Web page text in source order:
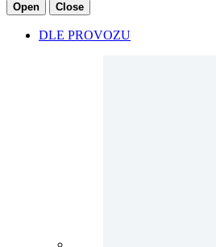
Open Close
DLE PROVOZU